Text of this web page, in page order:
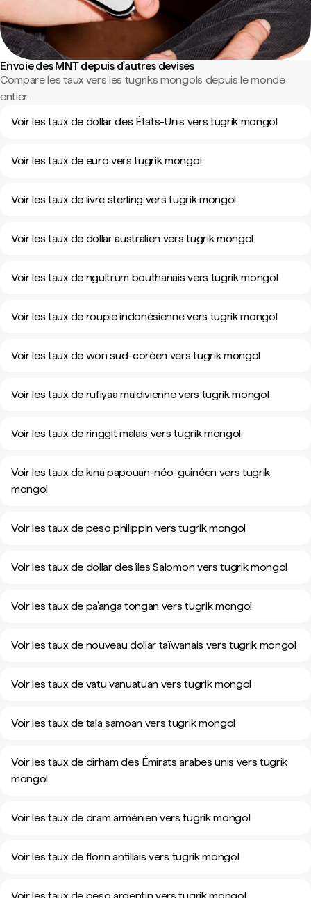
Envoie des MNT depuis d'autres devises
Compare les taux vers les tugriks mongols depuis le monde
entier.
Voir les taux de dollar des États-Unis vers tugrik mongol
Voir les taux de euro vers tugrik mongol
Voir les taux de livre sterling vers tugrik mongol
Voir les taux de dollar australien vers tugrik mongol
Voir les taux de ngultrum bouthanais vers tugrik mongol
Voir les taux de roupie indonésienne vers tugrik mongol
Voir les taux de won sud-coréen vers tugrik mongol
Voir les taux de rufiyaa maldivienne vers tugrik mongol
Voir les taux de ringgit malais vers tugrik mongol
Voir les taux de kina papouan-néo-guinéen vers tugrik
mongol
Voir les taux de peso philippin vers tugrik mongol
Voir les taux de dollar des îles Salomon vers tugrik mongol
Voir les taux de pa’anga tongan vers tugrik mongol
Voir les taux de nouveau dollar taïwanais vers tugrik mongol
Voir les taux de vatu vanuatuan vers tugrik mongol
Voir les taux de tala samoan vers tugrik mongol
Voir les taux de dirham des Émirats arabes unis vers tugrik
mongol
Voir les taux de dram arménien vers tugrik mongol
Voir les taux de florin antillais vers tugrik mongol